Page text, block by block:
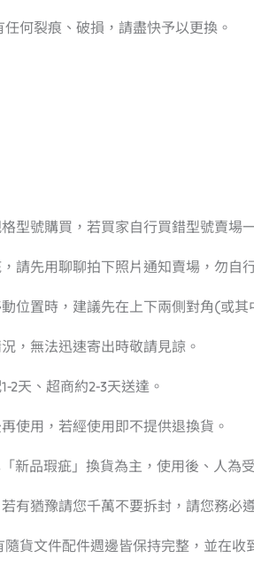
何裂痕、破損，請盡快予以更換。
型號購買，若買家自行買錯型號賣場
請先用聊聊拍下照片通知賣場，勿自
位置時，建議先在上下兩側對角(或其
，無法迅速寄出時敬請見諒。
2天、超商約2-3天送達。
使用，若經使用即不提供退換貨。
新品瑕疵」換貨為主，使用後、人為
有猶豫請您千萬不要拆封，請您務必
貨文件配件週邊皆保持完整，並在收